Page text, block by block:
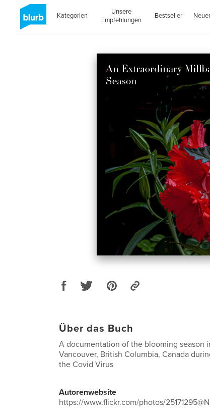
Kategorien
Unsere
Empfehlungen
Bestseller
Über das Buch
A documentation of the blooming season
Vancouver, British Columbia, Canada
the Covid Virus
Autorenwebsite
https://www.flickr.com/photos/